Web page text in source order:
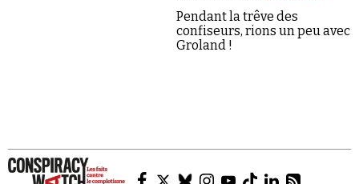
Revues de pressePendant la trêve des
confiseurs, rions un peu avec
Groland !